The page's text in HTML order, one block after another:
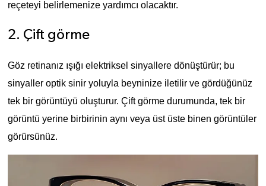
reçeteyi belirlemenize yardımcı olacaktır.
2. Çift görme
Göz retinanız ışığı elektriksel sinyallere dönüştürür; bu
sinyaller optik sinir yoluyla beyninize iletilir ve gördüğünüz
tek bir görüntüyü oluşturur. Çift görme durumunda, tek bir
görüntü yerine birbirinin aynı veya üst üste binen görüntüler
görürsünüz.